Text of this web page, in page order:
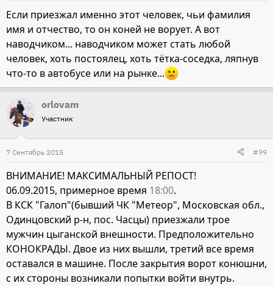
Если приезжал именно этот человек, чьи фамилия
имя и отчество, то он коней не ворует. А вот
наводчиком... наводчиком может стать любой
человек, хоть постоялец, хоть тётка-соседка, ляпнув
что-то в автобусе или на рынке...
orlovam
Участник
7 Сентябрь 2015 #99
ВНИМАНИЕ! МАКСИМАЛЬНЫЙ РЕПОСТ!
06.09.2015, примерное время 18:00.
В КСК "Галоп"(бывший ЧК "Метеор", Московская обл.,
Одинцовский р-н, пос. Часцы) приезжали трое
мужчин цыганской внешности. Предположительно
КОНОКРАДЫ. Двое из них вышли, третий все время
оставался в машине. После закрытия ворот конюшни,
с их стороны возникали попытки войти внутрь.